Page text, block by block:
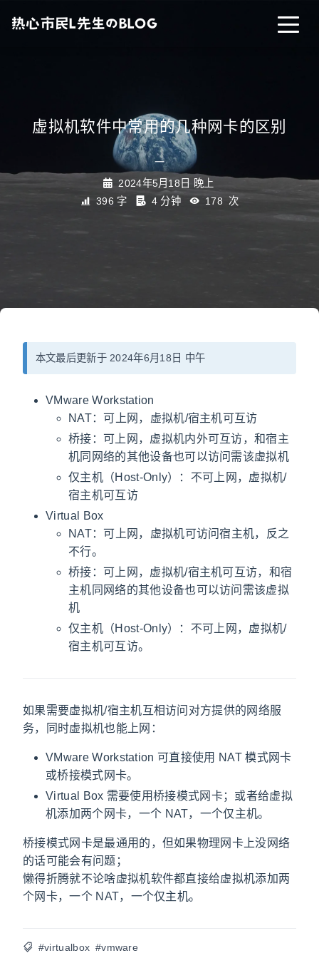
热心市民L先生のBLOG
关于
LOGS 友链
FreshRSS Beszel
虚拟机软件中常用的几种网卡的区别
_
2024年5月18日 晚上
396 字
4 分钟 178 次
本文最后更新于 2024年6月18日 中午
VMware Workstation
NAT：可上网，虚拟机/宿主机可互访
桥接：可上网，虚拟机内外可互访，和宿主
机同网络的其他设备也可以访问需该虚拟机
仅主机（Host-Only）：不可上网，虚拟机/
宿主机可互访
Virtual Box
NAT：可上网，虚拟机可访问宿主机，反之
不行。
桥接：可上网，虚拟机/宿主机可互访，和宿
主机同网络的其他设备也可以访问需该虚拟
机
仅主机（Host-Only）：不可上网，虚拟机/
宿主机可互访。
如果需要虚拟机/宿主机互相访问对方提供的网络服
务，同时虚拟机也能上网：
VMware Workstation 可直接使用 NAT 模式网卡
或桥接模式网卡。
Virtual Box 需要使用桥接模式网卡；或者给虚拟
机添加两个网卡，一个 NAT，一个仅主机。
桥接模式网卡是最通用的，但如果物理网卡上没网络
的话可能会有问题；
懒得折腾就不论啥虚拟机软件都直接给虚拟机添加两
个网卡，一个 NAT，一个仅主机。
#virtualbox #vmware